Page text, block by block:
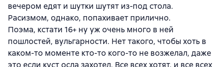
вечером едят и шутки шутят из-под стола.
Расизмом, однако, попахивает прилично.
Поэма, кстати 16+ ну уж очень много в ней
пошлостей, вульгарности. Нет такого, чтобы хоть в
каком-то моменте кто-то кого-то не возжелал, даже
это если куст осла захотел. Все всех хотят, и все всех